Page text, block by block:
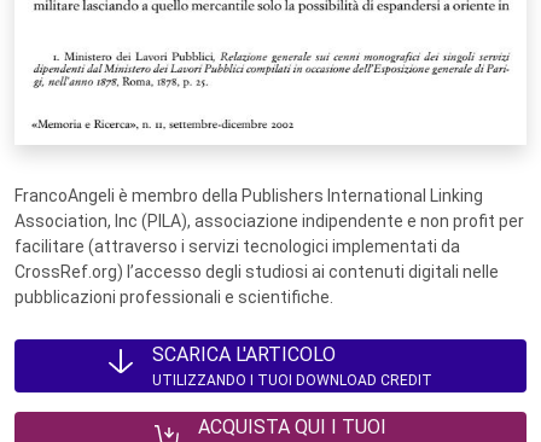
FrancoAngeli è membro della Publishers International Linking
Association, Inc (PILA), associazione indipendente e non profit per
facilitare (attraverso i servizi tecnologici implementati da
CrossRef.org) l’accesso degli studiosi ai contenuti digitali nelle
pubblicazioni professionali e scientifiche.
SCARICA L'ARTICOLO
UTILIZZANDO I TUOI DOWNLOAD CREDIT
ACQUISTA QUI I TUOI